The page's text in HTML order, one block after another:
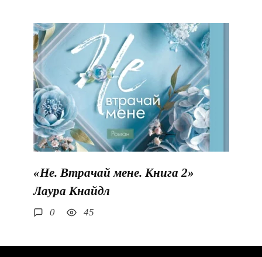
«Не. Втрачай мене. Книга 2»
Лаура Кнайдл
0 45